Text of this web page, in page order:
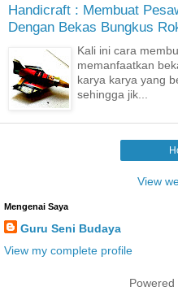
Handicraft : Membuat
Dengan Bekas Bungkus
Kali ini cara
memanfaatkan
karya karya yang
sehingga jik...
View
Mengenai Saya
Guru Seni Budaya
View my complete profile
Powered